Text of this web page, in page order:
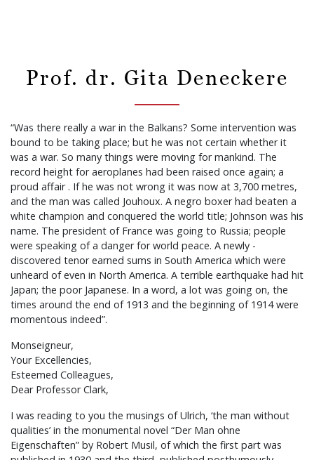
Prof. dr. Gita Deneckere
“Was there really a war in the Balkans? Some intervention was
bound to be taking place; but he was not certain whether it
was a war. So many things were moving for mankind. The
record height for aeroplanes had been raised once again; a
proud affair . If he was not wrong it was now at 3,700 metres,
and the man was called Jouhoux. A negro boxer had beaten a
white champion and conquered the world title; Johnson was his
name. The president of France was going to Russia; people
were speaking of a danger for world peace. A newly -
discovered tenor earned sums in South America which were
unheard of even in North America. A terrible earthquake had hit
Japan; the poor Japanese. In a word, a lot was going on, the
times around the end of 1913 and the beginning of 1914 were
momentous indeed”.
Monseigneur,
Your Excellencies,
Esteemed Colleagues,
Dear Professor Clark,
I was reading to you the musings of Ulrich, ‘the man without
qualities’ in the monumental novel “Der Man ohne
Eigenschaften” by Robert Musil, of which the first part was